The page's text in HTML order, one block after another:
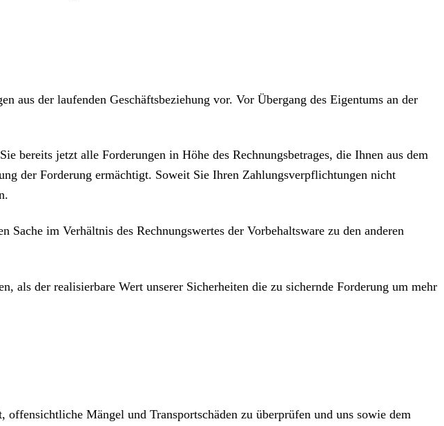
aus der laufenden Geschäftsbeziehung vor. Vor Übergang des Eigentums an der
bereits jetzt alle Forderungen in Höhe des Rechnungsbetrages, die Ihnen aus dem
der Forderung ermächtigt. Soweit Sie Ihren Zahlungsverpflichtungen nicht
im Verhältnis des Rechnungswertes der Vorbehaltsware zu den anderen
als der realisierbare Wert unserer Sicherheiten die zu sichernde Forderung um mehr
Mängel und Transportschäden zu überprüfen und uns sowie dem